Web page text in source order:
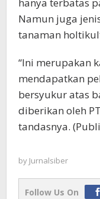
hanya terbatas
Namun juga
tanaman
“Ini merupakan
mendapatkan
bersyukur atas
diberikan oleh
tandasnya.
by Jurnalsiber
Follow Us On